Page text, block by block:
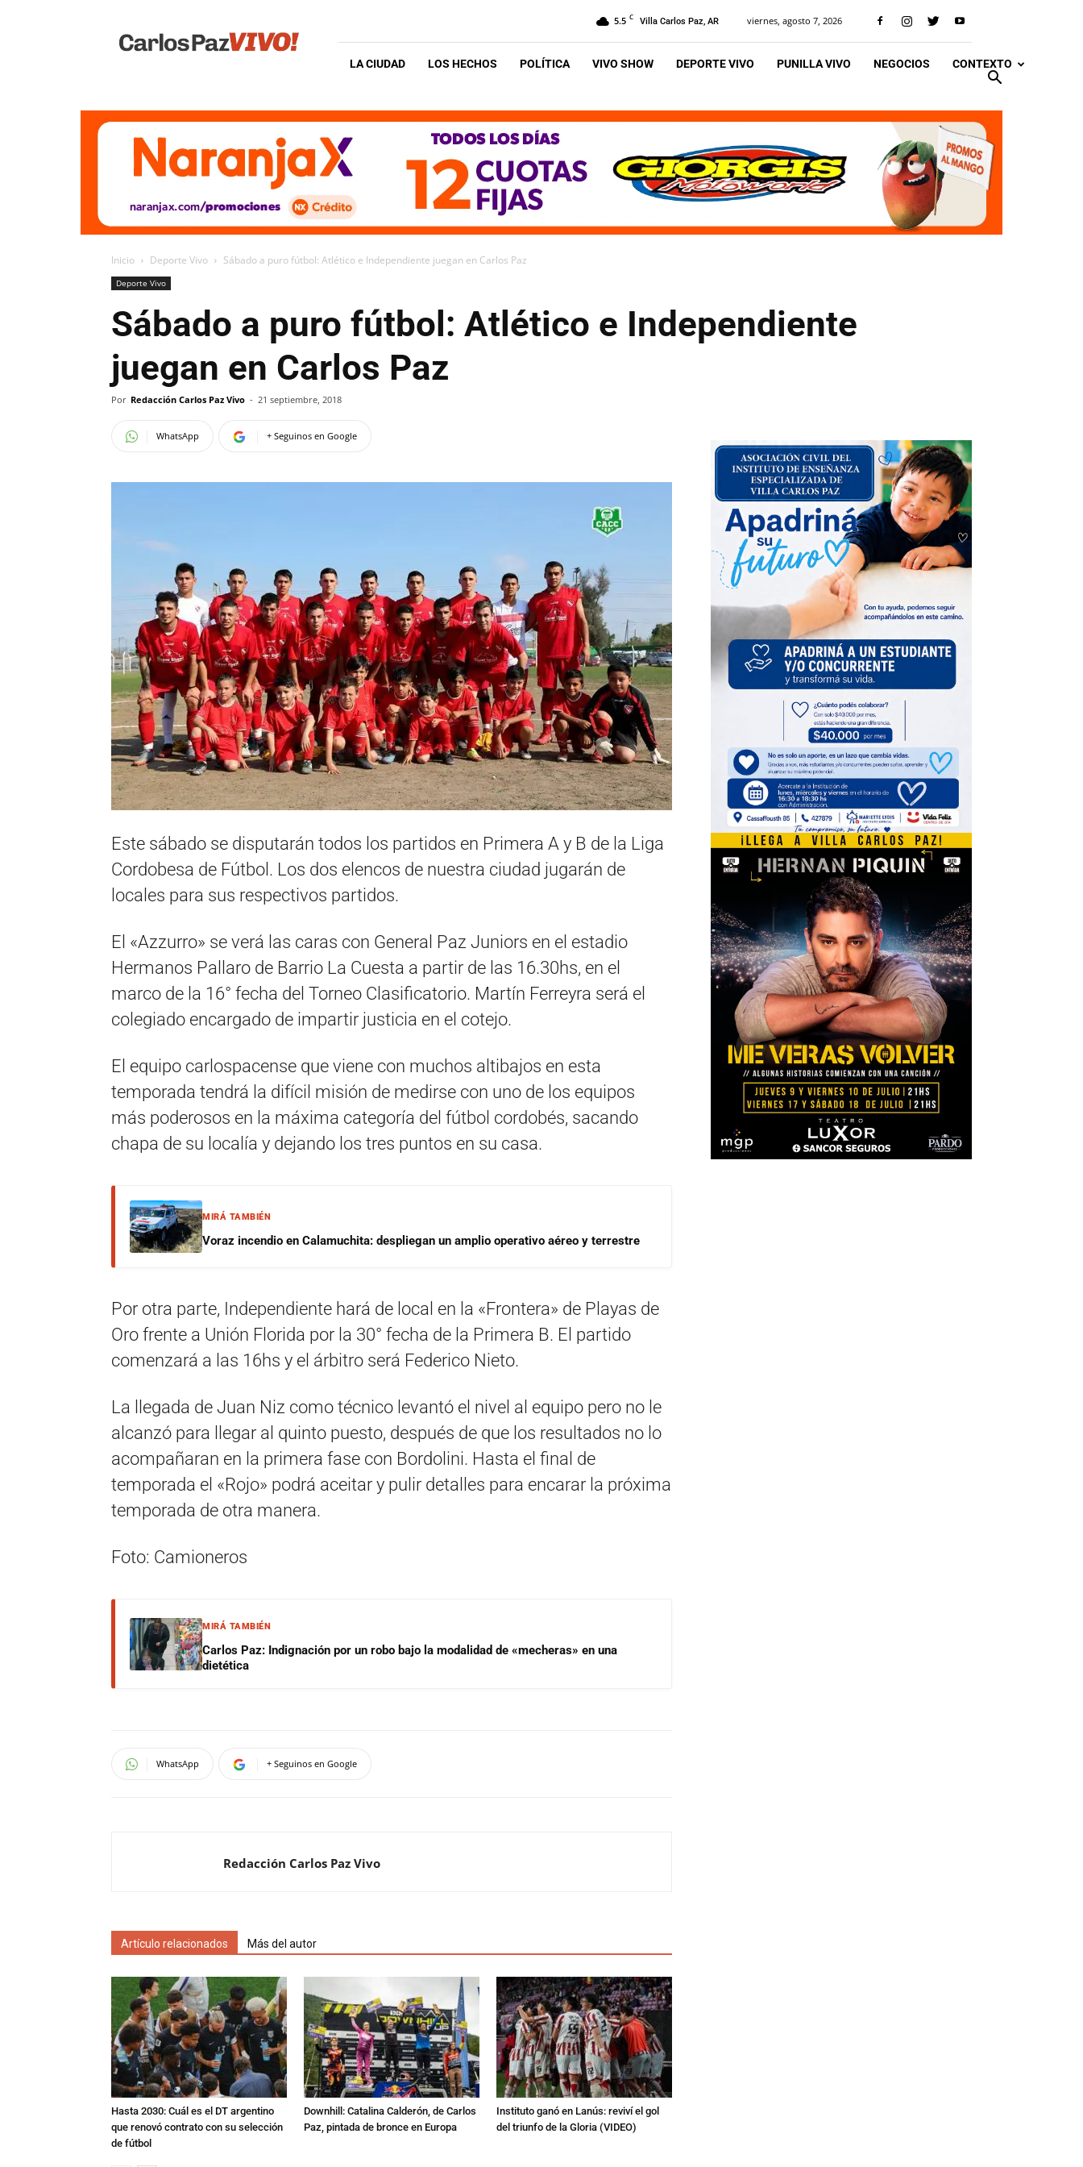
Vivo
5.5 C Villa Carlos Paz, AR viernes, agosto 7, 2026
LA CIUDAD LOS HECHOS POLÍTICA VIVO SHOW DEPORTE VIVO PUNILLA VIVO NEGOCIOS CONTEXTO
Inicio Deporte Vivo Sábado a puro fútbol: Atlético e Independiente juegan en Carlos Paz
Deporte Vivo
Sábado a puro fútbol: Atlético e Independiente
juegan en Carlos Paz
Por Redacción Carlos Paz Vivo - 21 septiembre, 2018
WhatsApp + Seguinos en Google
Este sábado se disputarán todos los partidos en Primera A y B de la Liga
Cordobesa de Fútbol. Los dos elencos de nuestra ciudad jugarán de
locales para sus respectivos partidos.
El «Azzurro» se verá las caras con General Paz Juniors en el estadio
Hermanos Pallaro de Barrio La Cuesta a partir de las 16.30hs, en el
marco de la 16° fecha del Torneo Clasificatorio. Martín Ferreyra será el
colegiado encargado de impartir justicia en el cotejo.
El equipo carlospacense que viene con muchos altibajos en esta
temporada tendrá la difícil misión de medirse con uno de los equipos
más poderosos en la máxima categoría del fútbol cordobés, sacando
chapa de su localía y dejando los tres puntos en su casa.
MIRÁ TAMBIÉN
Voraz incendio en Calamuchita: despliegan un amplio operativo aéreo y terrestre
Por otra parte, Independiente hará de local en la «Frontera» de Playas de
Oro frente a Unión Florida por la 30° fecha de la Primera B. El partido
comenzará a las 16hs y el árbitro será Federico Nieto.
La llegada de Juan Niz como técnico levantó el nivel al equipo pero no le
alcanzó para llegar al quinto puesto, después de que los resultados no lo
acompañaran en la primera fase con Bordolini. Hasta el final de
temporada el «Rojo» podrá aceitar y pulir detalles para encarar la próxima
temporada de otra manera.
Foto: Camioneros
MIRÁ TAMBIÉN
Carlos Paz: Indignación por un robo bajo la modalidad de «mecheras» en una
dietética
WhatsApp + Seguinos en Google
Redacción Carlos Paz Vivo
Artículo relacionados Más del autor
Hasta 2030: Cuál es el DT argentino
que renovó contrato con su selección
de fútbol
Downhill: Catalina Calderón, de Carlos
Paz, pintada de bronce en Europa
Instituto ganó en Lanús: reviví el gol
del triunfo de la Gloria (VIDEO)